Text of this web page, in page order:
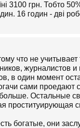
3100 грн. Тобто
16 годин - дві
что не
журналистов
один момент
сами проедают
Остальные
проституирующая
богатые, они